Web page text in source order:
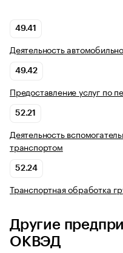
49.41
Деятельность
49.42
Предоставление услуг по
52.21
Деятельность
транспортом
52.24
Транспортная обработка
Другие
ОКВЭД